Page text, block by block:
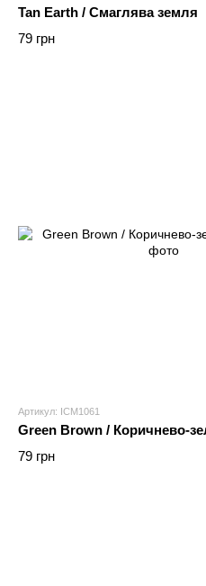
Tan Earth / Смаглява земля
79 грн
Артикул: ICM1061
Green Brown / Коричнево-
79 грн